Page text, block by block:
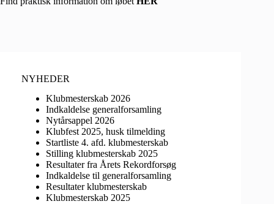
NYHEDER
Klubmesterskab 2026
Indkaldelse generalforsamling
Nytårsappel 2026
Klubfest 2025, husk tilmelding
Startliste 4. afd. klubmesterskab
Stilling klubmesterskab 2025
Resultater fra Årets Rekordforsøg
Indkaldelse til generalforsamling
Resultater klubmesterskab
Klubmesterskab 2025